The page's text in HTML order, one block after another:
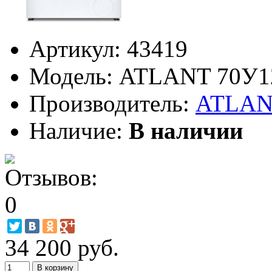
Артикул: 43419
Модель: ATLANT
Производитель:
Наличие: В наличии
34 200 руб.